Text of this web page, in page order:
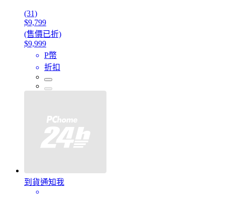
(31)
$9,799
(售價已折)
$9,999
P幣
折扣
到貨通知我